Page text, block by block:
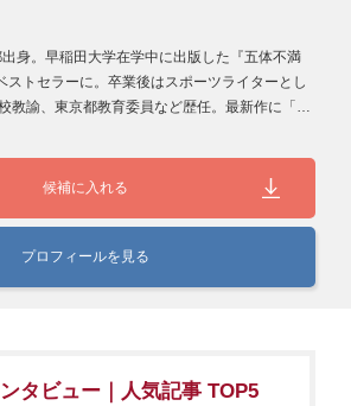
身。早稲田大学在学中に出版した『五体不満
ストセラーに。卒業後はスポーツライターとし
教諭、東京都教育委員など歴任。最新作に「家
候補に入れる
プロフィールを見る
タビュー｜人気記事 TOP5